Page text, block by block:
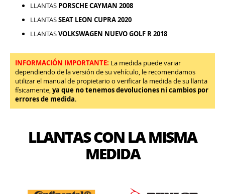
LLANTAS PORSCHE CAYMAN 2008
LLANTASSEAT LEON CUPRA 2020
LLANTASVOLKSWAGEN NUEVO GOLF R 2018
INFORMACIÓN IMPORTANTE: La medida puede variar
dependiendo de la versión de su vehículo, le recomendamos
utilizar el manual de propietario o verificar la medida de su llanta
físicamente,ya que no tenemos devoluciones ni cambios por
errores de medida.
LLANTAS CON LA MISMA
MEDIDA